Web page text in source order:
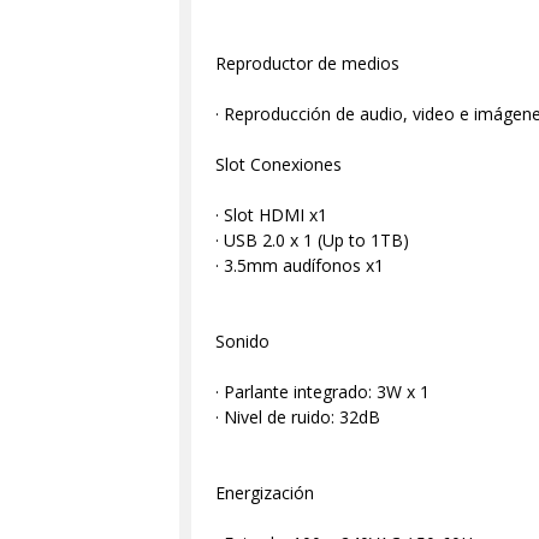
Reproductor de medios
· Reproducción de audio, video e
Slot Conexiones
· Slot HDMI x1
· USB 2.0 x 1 (Up to 1TB)
· 3.5mm audífonos x1
Sonido
· Parlante integrado: 3W x 1
· Nivel de ruido: 32dB
Energización